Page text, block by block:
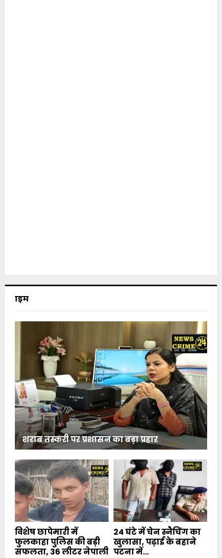
क्राइम
शराब तस्करी पर प्रशासन का बड़ा प्रहार
विशेष छापेमारी में
फुलकाहा पुलिस की बड़ी
सफलता, 36 लीटर नेपाली
24 घंटे में चेन स्नैचिंग का
खुलासा, पढ़ाई के बहाने
पटना में...